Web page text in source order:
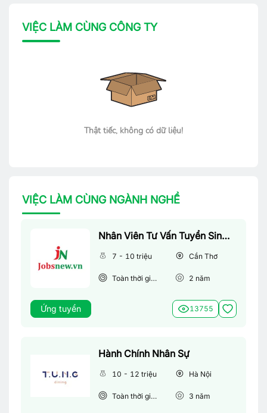
VIỆC LÀM CÙNG CÔNG TY
Thật tiếc, không có dữ liệu!
VIỆC LÀM CÙNG NGÀNH NGHỀ
Nhân Viên Tư Vấn Tuyển Sinh (Làm Việc Tại Văn Phòng)
7 - 10 triệu Cần Thơ
Toàn thời gian 2 năm
Ứng tuyển 13755
Hành Chính Nhân Sự
10 - 12 triệu Hà Nội
Toàn thời gian 3 năm